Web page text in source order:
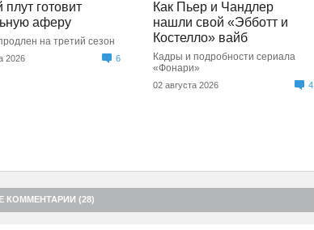
плут готовит
аферу
на третий сезон
2026 6
Как Пьер и Чандлер
нашли свой «Эбботт и
Костелло» вайб
Кадры и подробности сериала
«Фонари»
02 августа 2026 4
КОММЕНТАРИИ (28)